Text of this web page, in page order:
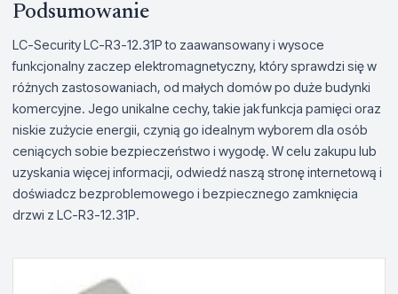
Podsumowanie
LC-Security LC-R3-12.31P to zaawansowany i wysoce
funkcjonalny zaczep elektromagnetyczny, który sprawdzi się w
różnych zastosowaniach, od małych domów po duże budynki
komercyjne. Jego unikalne cechy, takie jak funkcja pamięci oraz
niskie zużycie energii, czynią go idealnym wyborem dla osób
ceniących sobie bezpieczeństwo i wygodę. W celu zakupu lub
uzyskania więcej informacji, odwiedź naszą stronę internetową i
doświadcz bezproblemowego i bezpiecznego zamknięcia
drzwi z LC-R3-12.31P.